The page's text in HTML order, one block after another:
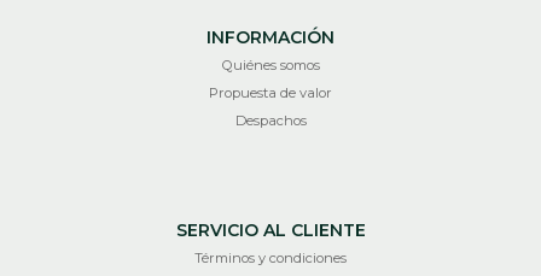
INFORMACIÓN
Quiénes somos
Propuesta de valor
Despachos
SERVICIO AL CLIENTE
Términos y condiciones